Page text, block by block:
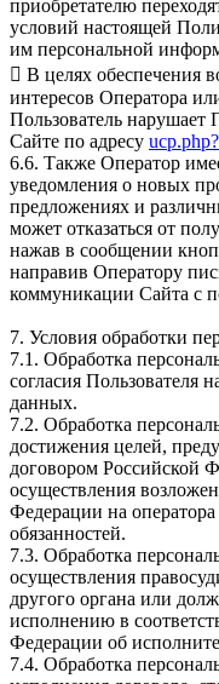
приобретателю
условий настоящей
им персональной
 В целях обеспечения
интересов Оператора
Пользователь
Сайте по адресу
6.6. Также Оператор
уведомления о новых
предложениях и
может отказаться от
нажав в сообщении
направив Оператору
коммуникации Сайта с
7. Условия обработки
7.1. Обработка
согласия Пользователя
данных.
7.2. Обработка
достижения целей,
договором Российской
осуществления
Федерации на
обязанностей.
7.3. Обработка
осуществления
другого органа или
исполнению в
Федерации об
7.4. Обработка